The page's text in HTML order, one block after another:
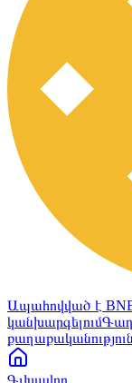
Ապահովված է
կանխարգելում
քաղաքականություն